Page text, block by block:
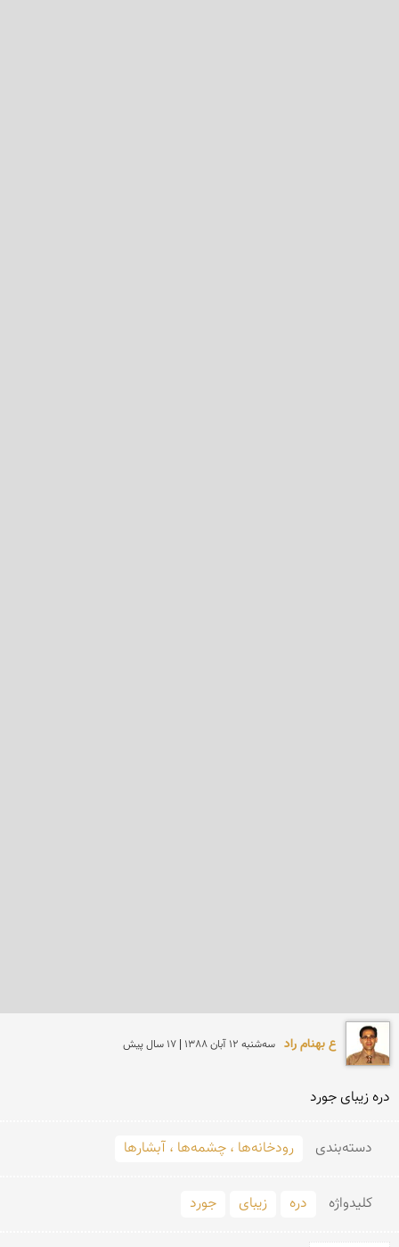
ع بهنام راد سه‌شنبه 12 آبان 1388 | 17 سال پیش
دره زیبای جورد
دسته‌بندی رودخانه‌ها ، چشمه‌ها ، آبشارها
کلید‌واژه دره زیبای جورد